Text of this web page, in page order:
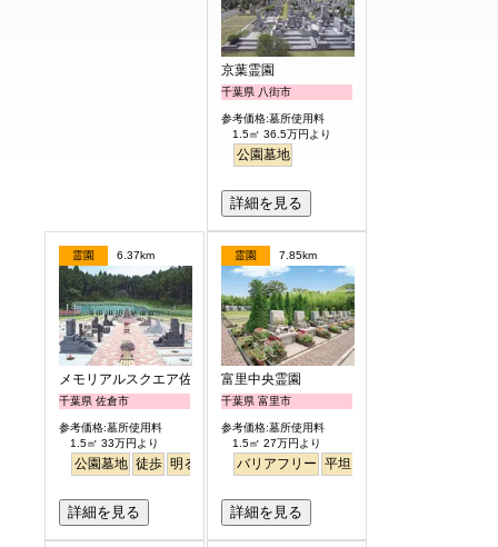
京葉霊園
千葉県 八街市
参考価格:墓所使用料
1.5㎡ 36.5万円より
公園墓地
詳細を見る
霊園 6.37km
メモリアルスクエア佐倉
千葉県 佐倉市
参考価格:墓所使用料
1.5㎡ 33万円より
公園墓地 徒歩 明るい
詳細を見る
霊園 7.85km
富里中央霊園
千葉県 富里市
参考価格:墓所使用料
1.5㎡ 27万円より
バリアフリー 平坦
詳細を見る